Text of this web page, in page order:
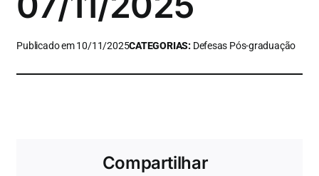
Publicado em 10/11/2025CATEGORIAS: Defesas Pós-graduação
Compartilhar